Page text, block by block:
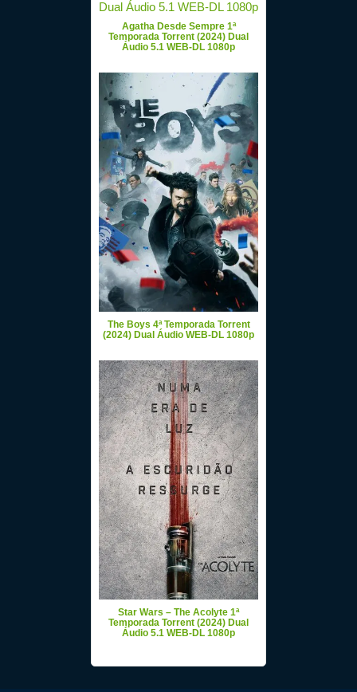
Agatha Desde Sempre 1ª
Temporada Torrent (2024) Dual
Áudio 5.1 WEB-DL 1080p
The Boys 4ª Temporada Torrent
(2024) Dual Áudio WEB-DL 1080p
Star Wars – The Acolyte 1ª
Temporada Torrent (2024) Dual
Áudio 5.1 WEB-DL 1080p